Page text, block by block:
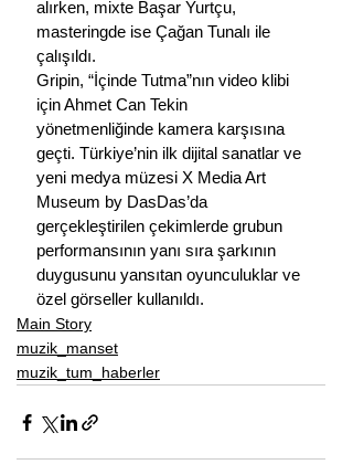
alırken, mixte Başar Yurtçu,
masteringde ise Çağan Tunalı ile
çalışıldı.
Gripin, “İçinde Tutma”nın video klibi
için Ahmet Can Tekin
yönetmenliğinde kamera karşısına
geçti. Türkiye’nin ilk dijital sanatlar ve
yeni medya müzesi X Media Art
Museum by DasDas’da
gerçekleştirilen çekimlerde grubun
performansının yanı sıra şarkının
duygusunu yansıtan oyunculuklar ve
özel görseller kullanıldı.
Main Story
muzik_manset
muzik_tum_haberler